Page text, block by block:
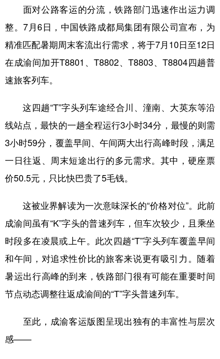
面对公路客运的分流，铁路部门迅速作出运力调
整。7月6日，中国铁路成都局集团有限公司宣布，为
精准匹配暑期周末客流出行需求，将于7月10日至12日
在成渝间加开T8801、T8802、T8803、T8804四趟普
速旅客列车。
这四趟“T”字头列车途经合川、潼南、大英东等沿
线站点，最快的一趟全程运行3小时34分，最慢的则需
3小时59分，覆盖早间、午间两大出行高峰时段，满足
一日往返、周末短途出行的多元需求。其中，硬座票
价50.5元，只比快巴贵了5毛钱。
这被业界解读为一次意味深长的“价格对位”。此前
成渝间虽有“K”字头的普速列车，但车次较少，且乘坐
时段多在凌晨或上午。此次四趟“T”字头列车覆盖早间
和午间，对追求性价比的旅客来说更有吸引力。随着
暑运出行高峰的到来，铁路部门很有可能在重要时间
节点动态调整往返成渝间的“T”字头普速列车。
至此，成渝客运版图呈现出独有的丰富性与层次
感——